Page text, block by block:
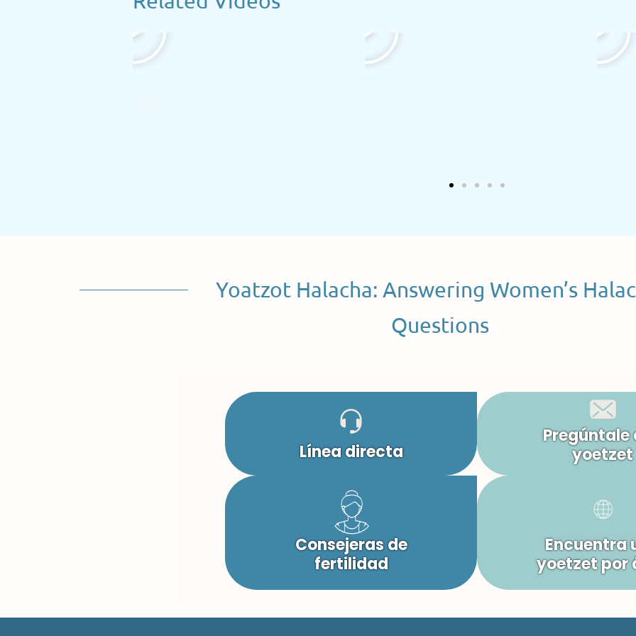
Yoatzot Halacha: Answering Women’s
Questions
Línea directa
Pregúntale
yoetzet
Consejeras de
fertilidad
Encuentra
yoetzet por